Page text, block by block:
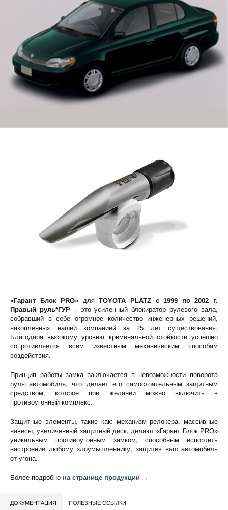
«Гарант Блок PRO» дляTOYOTA PLATZ c 1999 по 2002 г.
Правый руль*ГУР– это усиленный блокиратор рулевого вала,
собравший в себе огромное количество инженерных решений,
накопленных нашей компанией за 25 лет существования.
Благодаря высокому уровню криминальной стойкости успешно
сопротивляется всем известным механическим способам
воздействия.
Принцип работы замка заключается в невозможности поворота
руля автомобиля, что делает его самостоятельным защитным
средством, которое при желании можно включить в
противоугонный комплекс.
Защитные элементы, такие как: механизм релокера, массивные
навесы, увеличенный защитный диск, делают «Гарант Блок PRO»
уникальным противоугонным замком, способным испортить
настроение любому злоумышленнику, защитив ваш автомобиль
от угона.
Более подробно на странице продукции →
ДОКУМЕНТАЦИЯ ПОЛЕЗНЫЕ ССЫЛКИ